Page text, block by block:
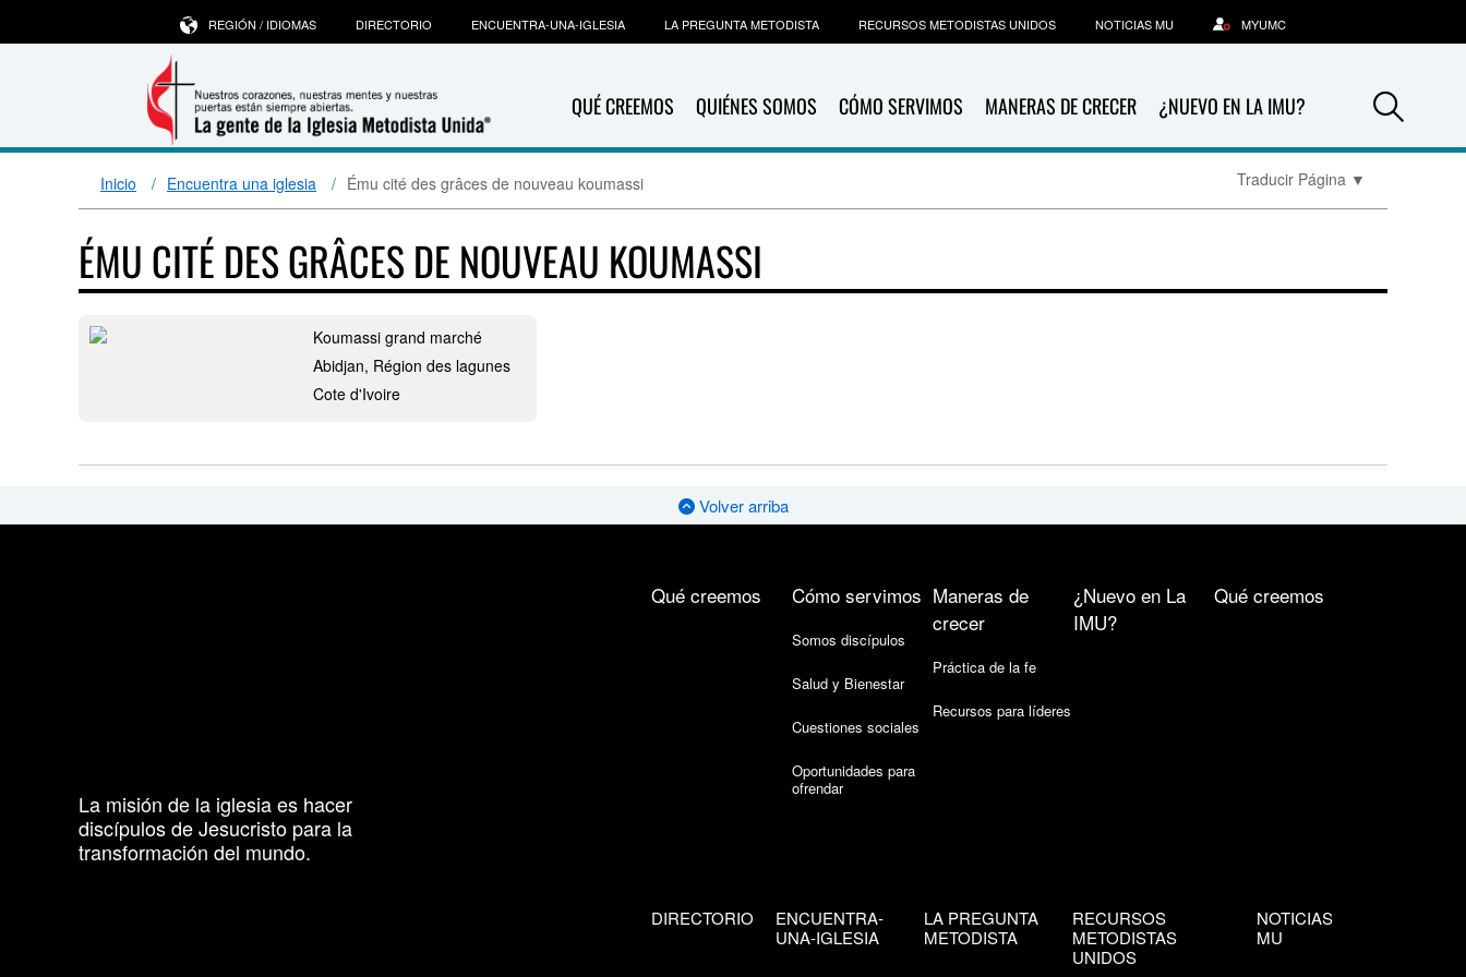
QUÉ CREEMOS QUIÉNES SOMOS CÓMO SERVIMOS MANERAS DE CRECER ¿NUEVO EN LA IMU?
REGIÓN / IDIOMAS DIRECTORIO ENCUENTRA-UNA-IGLESIA LA PREGUNTA METODISTA RECURSOS METODISTAS UNIDOS NOTICIAS MU MYUMC
Inicio Encuentra una iglesia Ému cité des grâces de nouveau koumassi Traducir Página ▼
ÉMU CITÉ DES GRÂCES DE NOUVEAU KOUMASSI
Koumassi grand marché
Abidjan, Région des lagunes
Cote d'Ivoire
Volver arriba
La misión de la iglesia es hacer
discípulos de Jesucristo para la
transformación del mundo.
Qué creemos Cómo servimos
Somos discípulos
Salud y Bienestar
Cuestiones sociales
Oportunidades para
ofrendar
Maneras de
crecer
Práctica de la fe
Recursos para líderes
¿Nuevo en La
IMU?
Qué creemos
DIRECTORIO
ENCUENTRA-
UNA-IGLESIA
LA PREGUNTA
METODISTA
RECURSOS
METODISTAS
UNIDOS
NOTICIAS
MU